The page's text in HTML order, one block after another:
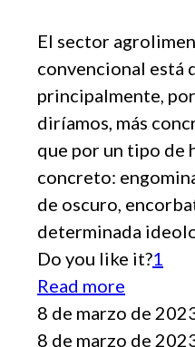
El sector
convencional está
principalmente,
diríamos, más
que por un tipo de
concreto:
de oscuro,
determinada
Do you like it?1
Read more
8 de marzo de
8 de marzo de